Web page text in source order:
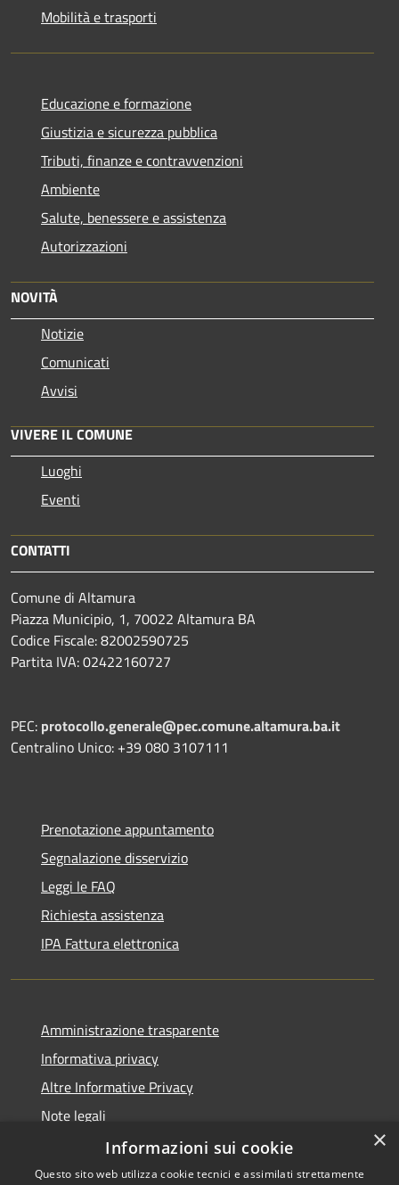
Mobilità e trasporti
Educazione e formazione
Giustizia e sicurezza pubblica
Tributi, finanze e contravvenzioni
Ambiente
Salute, benessere e assistenza
Autorizzazioni
NOVITÀ
Notizie
Comunicati
Avvisi
VIVERE IL COMUNE
Luoghi
Eventi
CONTATTI
Comune di Altamura
Piazza Municipio, 1, 70022 Altamura BA
Codice Fiscale: 82002590725
Partita IVA: 02422160727
PEC: protocollo.generale@pec.comune.altamura.ba.it
Centralino Unico: +39 080 3107111
Prenotazione appuntamento
Segnalazione disservizio
Leggi le FAQ
Richiesta assistenza
IPA Fattura elettronica
Amministrazione trasparente
Informativa privacy
Altre Informative Privacy
Note legali
Dichiarazione di accessibilità
×
Informazioni sui cookie
Questo sito web utilizza cookie tecnici e assimilati strettamente